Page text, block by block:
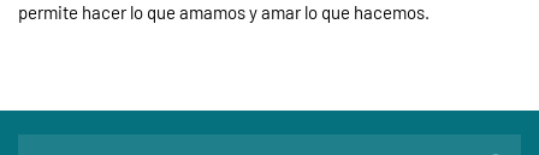
permite hacer lo que amamos y amar lo que hacemos.